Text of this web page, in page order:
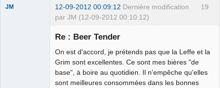
19
JM 12-09-2012 00:09:12 Dernière modification
par JM (12-09-2012 00:10:12)
Re : Beer Tender
On est d'accord, je prétends pas que la Leffe et la
Grim sont excellentes. Ce sont mes bières "de
base", à boire au quotidien. Il n'empêche qu'elles
sont meilleures consommées dans les bonnes